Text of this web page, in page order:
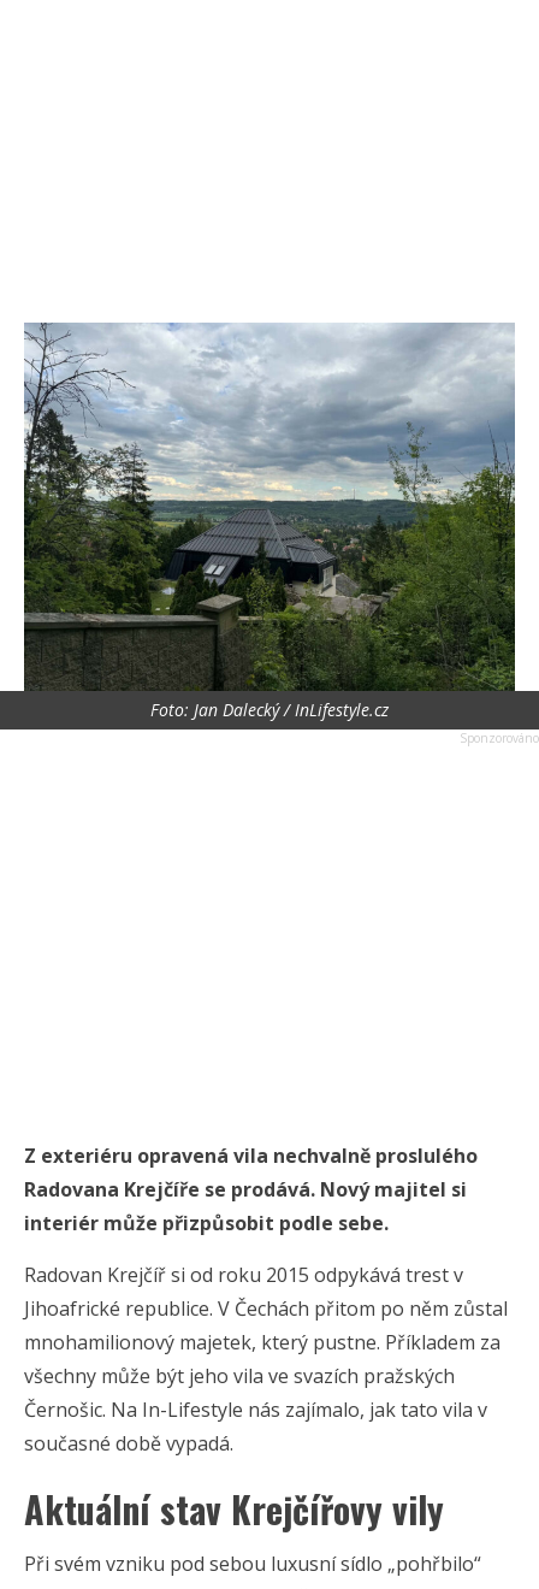
Foto: Jan Dalecký / InLifestyle.cz
Z exteriéru opravená vila nechvalně proslulého
Radovana Krejčíře se prodává. Nový majitel si
interiér může přizpůsobit podle sebe.
Radovan Krejčíř si od roku 2015 odpykává trest v
Jihoafrické republice. V Čechách přitom po něm zůstal
mnohamilionový majetek, který pustne. Příkladem za
všechny může být jeho vila ve svazích pražských
Černošic. Na In-Lifestyle nás zajímalo, jak tato vila v
současné době vypadá.
Aktuální stav Krejčířovy vily
Při svém vzniku pod sebou luxusní sídlo „pohřbilo“